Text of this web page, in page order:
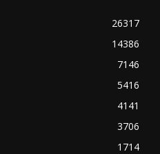
26317
14386
7146
5416
4141
3706
1714